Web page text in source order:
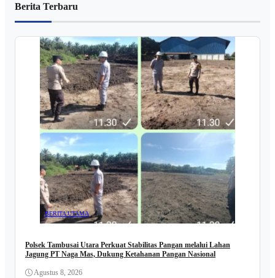
Berita Terbaru
BERITA UTAMA
Polsek Tambusai Utara Perkuat Stabilitas Pangan melalui Lahan
Jagung PT Naga Mas, Dukung Ketahanan Pangan Nasional
Agustus 8, 2026